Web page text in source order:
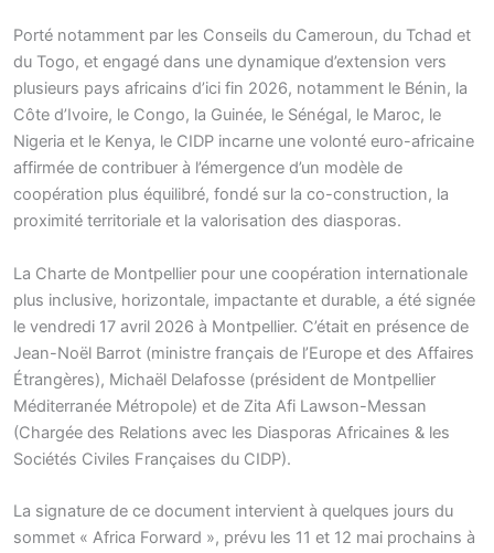
Porté notamment par les Conseils du Cameroun, du Tchad et
du Togo, et engagé dans une dynamique d’extension vers
plusieurs pays africains d’ici fin 2026, notamment le Bénin, la
Côte d’Ivoire, le Congo, la Guinée, le Sénégal, le Maroc, le
Nigeria et le Kenya, le CIDP incarne une volonté euro-africaine
affirmée de contribuer à l’émergence d’un modèle de
coopération plus équilibré, fondé sur la co-construction, la
proximité territoriale et la valorisation des diasporas.
La Charte de Montpellier pour une coopération internationale
plus inclusive, horizontale, impactante et durable, a été signée
le vendredi 17 avril 2026 à Montpellier. C’était en présence de
Jean-Noël Barrot (ministre français de l’Europe et des Affaires
Étrangères), Michaël Delafosse (président de Montpellier
Méditerranée Métropole) et de Zita Afi Lawson-Messan
(Chargée des Relations avec les Diasporas Africaines & les
Sociétés Civiles Françaises du CIDP).
La signature de ce document intervient à quelques jours du
sommet « Africa Forward », prévu les 11 et 12 mai prochains à